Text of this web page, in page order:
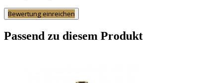
Bewertung einreichen
Passend zu diesem Produkt